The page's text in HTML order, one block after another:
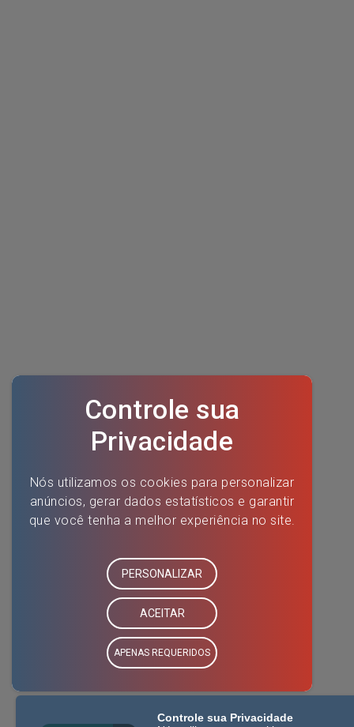
Controle sua Privacidade